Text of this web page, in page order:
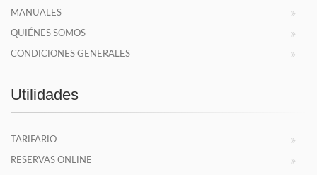
MANUALES
QUIÉNES SOMOS
CONDICIONES GENERALES
Utilidades
TARIFARIO
RESERVAS ONLINE